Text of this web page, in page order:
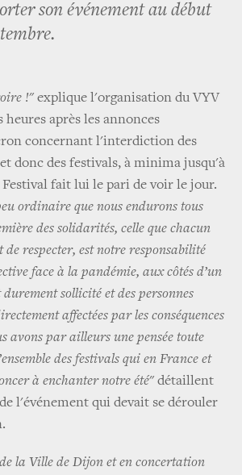
son événement au début
!" explique l'organisation du VYV
heures après les annonces
concernant l'interdiction des
donc des festivals, à minima jusqu'à
fait lui le pari de voir le jour.
ordinaire que nous endurons tous
des solidarités, celle que chacun
de respecter, est notre responsabilité
face à la pandémie, aux côtés d’un
sollicité et des personnes
affectées par les conséquences
avons par ailleurs une pensée toute
des festivals qui en France et
à enchanter notre été" détaillent
l'événement qui devait se dérouler
la Ville de Dijon et en concertation